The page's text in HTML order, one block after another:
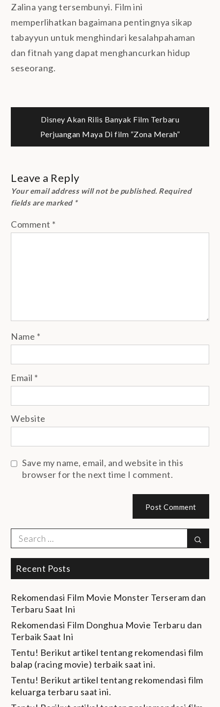
Zalina yang tersembunyi. Film ini
memperlihatkan bagaimana pentingnya sikap
tabayyun untuk menghindari kesalahpahaman
dan fitnah yang dapat menghancurkan hidup
seseorang.
Post
navigation
Disney Akan Rilis Banyak Film Terbaru
Perjuangan Maya Di film “Zona Merah”
Leave a Reply
Your email address will not be published. Required
fields are marked *
Comment *
Name *
Email *
Website
Save my name, email, and website in this
browser for the next time I comment.
Search
for:
Recent Posts
Rekomendasi Film Movie Monster Terseram dan
Terbaru Saat Ini
Rekomendasi Film Donghua Movie Terbaru dan
Terbaik Saat Ini
Tentu! Berikut artikel tentang rekomendasi film
balap (racing movie) terbaik saat ini.
Tentu! Berikut artikel tentang rekomendasi film
keluarga terbaru saat ini.